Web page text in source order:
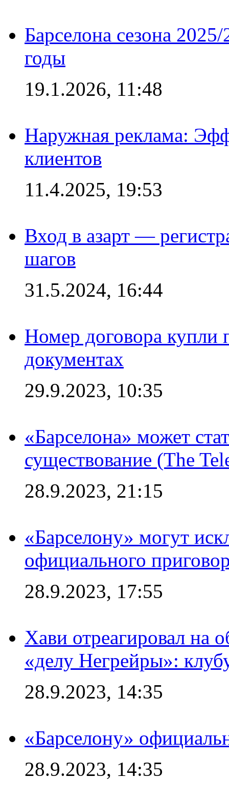
Барселона сезона
годы
19.1.2026, 11:48
Наружная реклама:
клиентов
11.4.2025, 19:53
Вход в азарт —
шагов
31.5.2024, 16:44
Номер договора купли
документах
29.9.2023, 10:35
«Барселона» может
существование (The
28.9.2023, 21:15
«Барселону» могут
официального
28.9.2023, 17:55
Хави отреагировал на
«делу Негрейры»:
28.9.2023, 14:35
«Барселону»
28.9.2023, 14:35